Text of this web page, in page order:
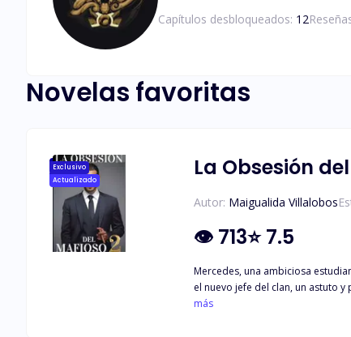
Capítulos desbloqueados: 12
Novelas favoritas
Exclusivo
Actualizado
La Obsesión
Autor: Maigualida Villalobos
👁 713⭐7.5
Mercedes, una ambiciosa
el nuevo jefe del clan, un astuto
Sorrentino, quien tiene como
más